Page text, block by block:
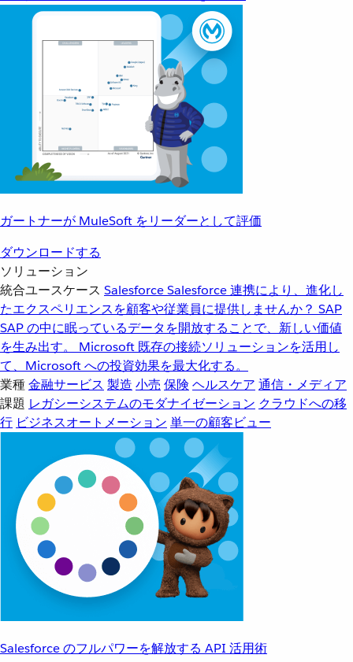
ガートナーが MuleSoft をリーダーとして評価
ダウンロードする
ソリューション
統合ユースケース SalesforceSalesforce 連携により、進化し
たエクスペリエンスを顧客や従業員に提供しませんか？ SAP
SAP の中に眠っているデータを開放することで、新しい価値
を生み出す。
Microsoft 既存の接続ソリューションを活用し
て、Microsoft への投資効果を最大化する。
業種金融サービス 製造 小売 保険 ヘルスケア 通信・メディア
課題 レガシーシステムのモダナイゼーション クラウドへの移
行 ビジネスオートメーション 単一の顧客ビュー
Salesforce のフルパワーを解放する API 活用術